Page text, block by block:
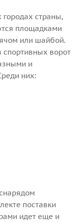
городах страны,
площадками
или шайбой.
спортивных ворот
и
них:
поставки
идет еще и